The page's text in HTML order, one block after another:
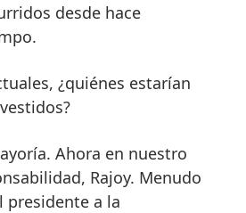
desde hace
¿quiénes estarían
Ahora en nuestro
Rajoy. Menudo
presidente a la